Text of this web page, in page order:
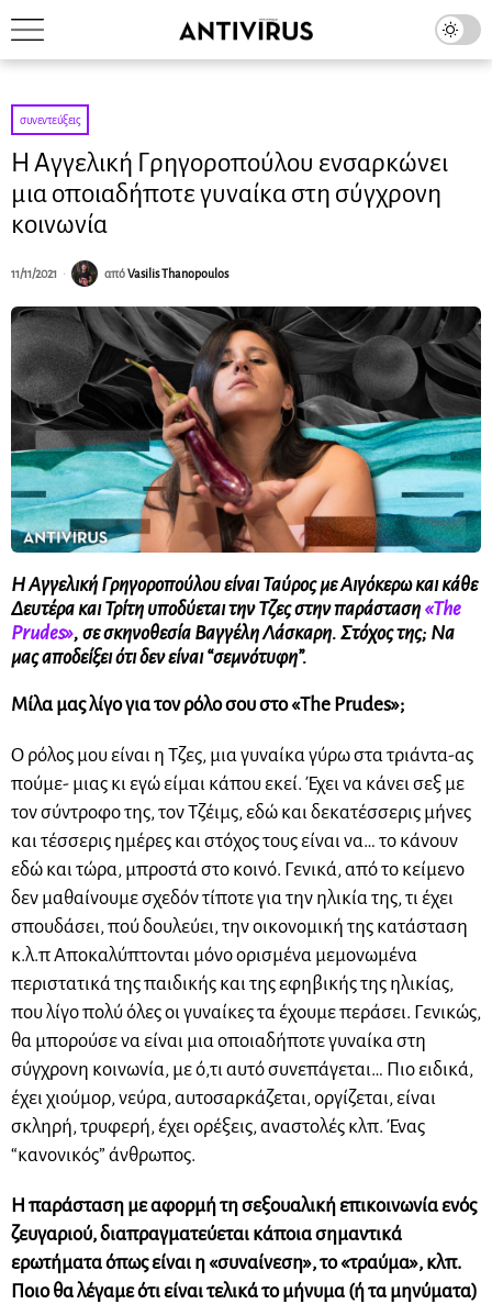
συνεντεύξεις
Η Αγγελική Γρηγοροπούλου ενσαρκώνει
μια οποιαδήποτε γυναίκα στη σύγχρονη
κοινωνία
11/11/2021 απόVasilis Thanopoulos
ΗΑγγελική Γρηγοροπούλουείναι Ταύρος με Αιγόκερω και κάθε
Δευτέρα και Τρίτη υποδύεται την Τζες στην παράσταση «The
Prudes», σε σκηνοθεσία Βαγγέλη Λάσκαρη. Στόχος της; Να
μας αποδείξει ότι δεν είναι “σεμνότυφη”.
Μίλα μας λίγο για τον ρόλο σου στο «The Prudes»;
Ο ρόλος μου είναι η Τζες, μια γυναίκα γύρω στα τριάντα-ας
πούμε- μιας κι εγώ είμαι κάπου εκεί. Έχει να κάνει σεξ με
τον σύντροφο της, τον Τζέιμς, εδώ και δεκατέσσερις μήνες
και τέσσερις ημέρες και στόχος τους είναι να… το κάνουν
εδώ και τώρα, μπροστά στο κοινό. Γενικά, από το κείμενο
δεν μαθαίνουμε σχεδόν τίποτε για την ηλικία της, τι έχει
σπουδάσει, πού δουλεύει, την οικονομική της κατάσταση
κ.λ.π Αποκαλύπτονται μόνο ορισμένα μεμονωμένα
περιστατικά της παιδικής και της εφηβικής της ηλικίας,
που λίγο πολύ όλες οι γυναίκες τα έχουμε περάσει. Γενικώς,
θα μπορούσε να είναι μια οποιαδήποτε γυναίκα στη
σύγχρονη κοινωνία, με ό,τι αυτό συνεπάγεται… Πιο ειδικά,
έχει χιούμορ, νεύρα, αυτοσαρκάζεται, οργίζεται, είναι
σκληρή, τρυφερή, έχει ορέξεις, αναστολές κλπ. Ένας
“κανονικός” άνθρωπος.
Η παράσταση με αφορμή τη σεξουαλική επικοινωνία ενός
ζευγαριού, διαπραγματεύεται κάποια σημαντικά
ερωτήματα όπως είναι η «συναίνεση», το «τραύμα», κλπ.
Ποιο θα λέγαμε ότι είναι τελικά το μήνυμα (ή τα μηνύματα)